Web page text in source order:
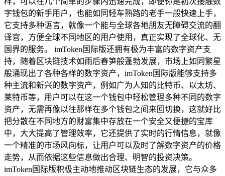
字钱包的新手用户，也能如同轻车熟路的老手一般快速上手，
它支持多种语言，就像一个能与全球各地朋友无障碍交流的翻
译官，方便全球不同地区的用户使用，真正实现了全球化、无
国界的服务。 imToken国际版还拥有极为丰富的数字资产支
持，随着区块链技术如雨后春笋般蓬勃发展，市场上如同繁星
般涌现出了各种各样的数字资产，imToken国际版能够支持多
种主流和新兴的数字资产，例如广为人知的比特币、以太坊、
莱特币等，用户可以在这一个钱包中轻松管理多种不同的数字
资产，无需再像以往那样在多个钱包之间来回切换，这就好比
把分散在不同地方的财富集中存放在一个安全又便捷的宝库
中，大大提高了管理效率，它还提供了实时的行情信息，就像
一个精准的市场风向标，让用户可以及时了解数字资产的价格
走势，从而依据这些信息做出合理、明智的投资决策。
imToken国际版积极主动地推动区块链生态的发展，它与众多